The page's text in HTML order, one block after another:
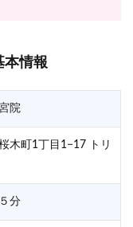
情報
院
木町1丁目1−17 トリ
分